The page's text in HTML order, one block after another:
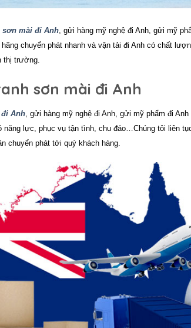
sơn mài đi Anh , gửi hàng mỹ nghệ đi Anh, gửi mỹ
chuyển phát nhanh và vận tải đi Anh có chất
thị trường.
sơn mài đi Anh
Anh, gửi hàng mỹ nghệ đi Anh, gửi mỹ phẩm đi Anh
năng lực, phục vụ tận tình, chu đáo…Chúng tôi liên
chuyển phát tới quý khách hàng.